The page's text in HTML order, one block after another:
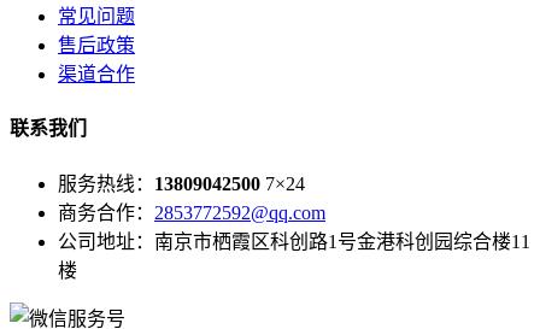
常见问题
售后政策
渠道合作
联系我们
服务热线： 13809042500 7×24
商务合作： 2853772592@qq.com
公司地址：南京市栖霞区科创路1号金港科创园综合楼11
楼